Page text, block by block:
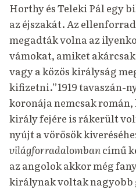
Horthy és Teleki Pál egy
az éjszakát.Az
megadták volna az
vámokat, amiket akárcsak
vagy a közös királyság
kifizetni.”1919 tavaszán-
koronája nemcsak román,
király fejére is rákerült
nyújt a vörösök
világforradalombancímű
az angolok akkor még
királynak voltak nagyobb